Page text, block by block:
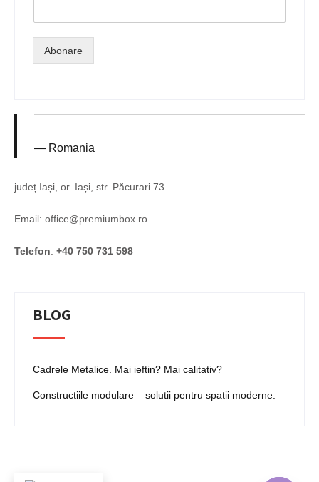
Abonare
Romania
județ Iași, or. Iași, str. Păcurari 73
Email: office@premiumbox.ro
Telefon: +40 750 731 598
BLOG
Cadrele Metalice. Mai ieftin? Mai calitativ?
Constructiile modulare – solutii pentru spatii moderne.